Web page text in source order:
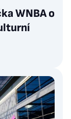
WNBA o